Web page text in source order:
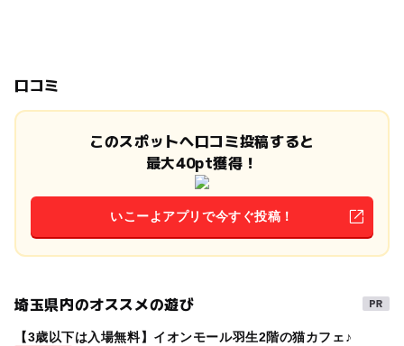
口コミ
このスポットへ口コミ投稿すると
最大40pt獲得！
いこーよアプリで今すぐ投稿！
埼玉県内のオススメの遊び
【3歳以下は入場無料】イオンモール羽生2階の猫カフェ♪